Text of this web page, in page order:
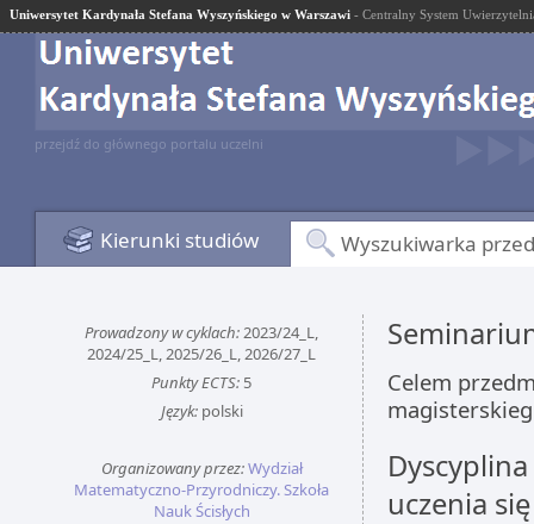
Uniwersytet Kardynała Stefana Wyszyńskiego w Warszawi - Centralny System
przejdź do głównego portalu uczelni
Kierunki studiów Wyszukiwarka
Prowadzony w cyklach:2023/24_L,
2024/25_L, 2025/26_L, 2026/27_L
Punkty ECTS: 5
Język:polski
Organizowany przez:Wydział
Matematyczno-Przyrodniczy. Szkoła
Nauk Ścisłych
Celem
uczenia się